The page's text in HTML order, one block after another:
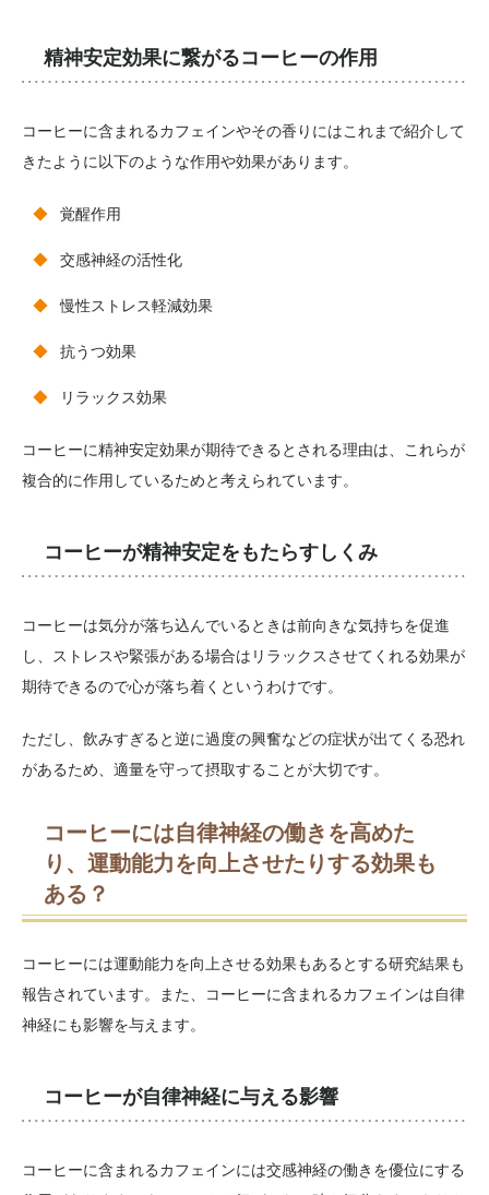
精神安定効果に繋がるコーヒーの作用
コーヒーに含まれるカフェインやその香りにはこれまで紹介して
きたように以下のような作用や効果があります。
覚醒作用
交感神経の活性化
慢性ストレス軽減効果
抗うつ効果
リラックス効果
コーヒーに精神安定効果が期待できるとされる理由は、これらが
複合的に作用しているためと考えられています。
コーヒーが精神安定をもたらすしくみ
コーヒーは気分が落ち込んでいるときは前向きな気持ちを促進
し、ストレスや緊張がある場合はリラックスさせてくれる効果が
期待できるので心が落ち着くというわけです。
ただし、飲みすぎると逆に過度の興奮などの症状が出てくる恐れ
があるため、適量を守って摂取することが大切です。
コーヒーには自律神経の働きを高めた
り、運動能力を向上させたりする効果も
ある？
コーヒーには運動能力を向上させる効果もあるとする研究結果も
報告されています。また、コーヒーに含まれるカフェインは自律
神経にも影響を与えます。
コーヒーが自律神経に与える影響
コーヒーに含まれるカフェインには交感神経の働きを優位にする